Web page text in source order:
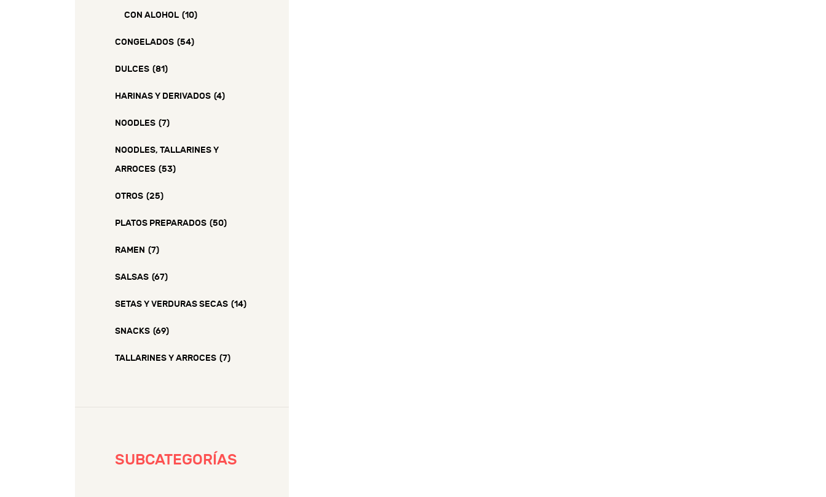
CON ALOHOL (10)
CONGELADOS (54)
DULCES (81)
HARINAS Y DERIVADOS (4)
NOODLES (7)
NOODLES, TALLARINES Y
ARROCES (53)
OTROS (25)
PLATOS PREPARADOS (50)
RAMEN (7)
SALSAS (67)
SETAS Y VERDURAS SECAS (14)
SNACKS (69)
TALLARINES Y ARROCES (7)
SUBCATEGORÍAS